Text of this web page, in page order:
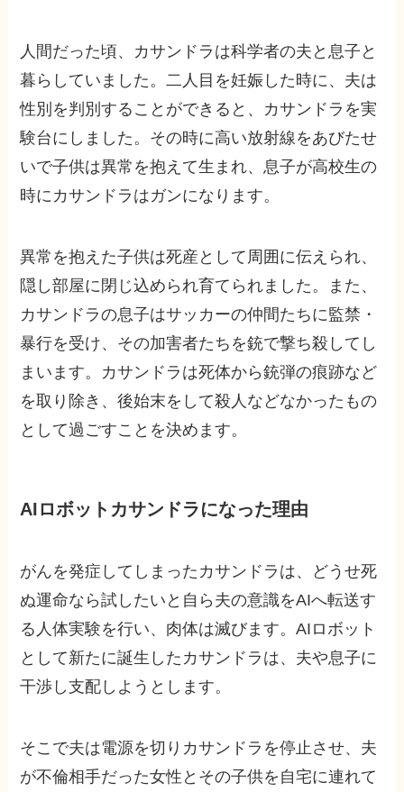
人間だった頃、カサンドラは科学者の夫と息子と
暮らしていました。二人目を妊娠した時に、夫は
性別を判別することができると、カサンドラを実
験台にしました。その時に高い放射線をあびたせ
いで子供は異常を抱えて生まれ、息子が高校生の
時にカサンドラはガンになります。
異常を抱えた子供は死産として周囲に伝えられ、
隠し部屋に閉じ込められ育てられました。また、
カサンドラの息子はサッカーの仲間たちに監禁・
暴行を受け、その加害者たちを銃で撃ち殺してし
まいます。カサンドラは死体から銃弾の痕跡など
を取り除き、後始末をして殺人などなかったもの
として過ごすことを決めます。
AIロボットカサンドラになった理由
がんを発症してしまったカサンドラは、どうせ死
ぬ運命なら試したいと自ら夫の意識をAIへ転送す
る人体実験を行い、肉体は滅びます。AIロボット
として新たに誕生したカサンドラは、夫や息子に
干渉し支配しようとします。
そこで夫は電源を切りカサンドラを停止させ、夫
が不倫相手だった女性とその子供を自宅に連れて